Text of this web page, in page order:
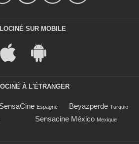
SUR MOBILE
À L'ÉTRANGER
SensaCine Espagne Beyazperde Turquie
Sensacine México Mexique